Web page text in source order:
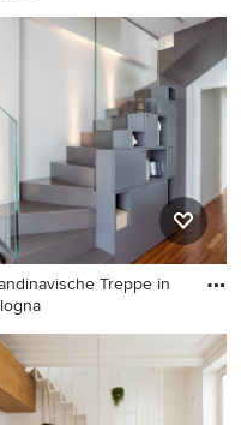
Treppe in Rennes
Treppe in
Treppe in